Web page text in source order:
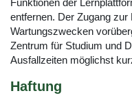
Funktionen der
entfernen. Der Zugang
Wartungszwecken
Zentrum für Studium und
Ausfallzeiten möglichst
Haftung